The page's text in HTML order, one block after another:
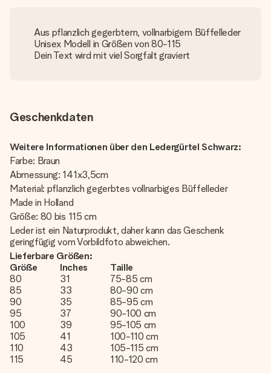
Aus pflanzlich gegerbtem, vollnarbigem Büffelleder
Unisex Modell in Größen von 80-115
Dein Text wird mit viel Sorgfalt graviert
Geschenkdaten
Weitere Informationen über den Ledergürtel Schwarz:
Farbe: Braun
Abmessung: 141x3,5cm
Material: pflanzlich gegerbtes vollnarbiges Büffelleder
Made in Holland
Größe: 80 bis 115 cm
Leder ist ein Naturprodukt, daher kann das Geschenk
geringfügig vom Vorbildfoto abweichen.
Lieferbare Größen:
Größe
Inches
Taille
80
31
75-85 cm
85
33
80-90 cm
90
35
85-95 cm
95
37
90-100 cm
100
39
95-105 cm
105
41
100-110 cm
110
43
105-115 cm
115
45 110-120 cm